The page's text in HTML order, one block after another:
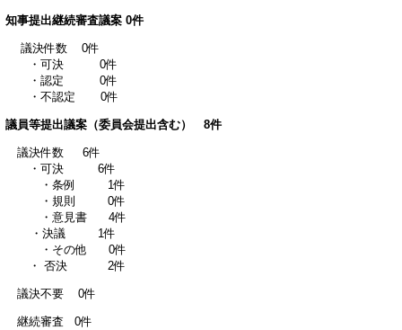
知事提出継続審査議案 0件
議決件数 0件
・可決 0件
・認定 0件
・不認定 0件
議員等提出議案（委員会提出含む） 8件
議決件数 6件
・可決 6件
・条例 1件
・規則 0件
・意見書 4件
・決議 1件
・その他 0件
・ 否決 2件
議決不要 0件
継続審査 0件